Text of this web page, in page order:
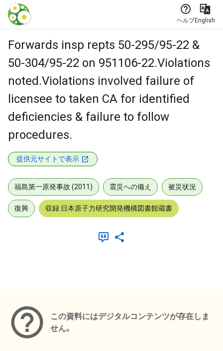
本文に飛ぶ
ヘルプEnglish
Forwards insp repts 50-295/95-22 &
50-304/95-22 on 951106-22.Violations
noted.Violations involved failure of
licensee to taken CA for identified
deficiencies & failure to follow
procedures.
提供元サイトで表示
福島第一原発事故 (2011) 震災への備え 被災状況
復興 収録:日本原子力研究開発機構図書館蔵書
この資料にはデジタルコンテンツが存在しま
せん。